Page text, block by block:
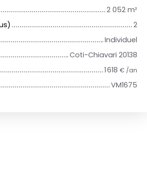
2 052 m²
2
Individuel
Coti-Chiavari 20138
1 618 € /an
VM1675